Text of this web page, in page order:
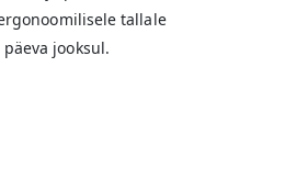
tallale
jooksul.